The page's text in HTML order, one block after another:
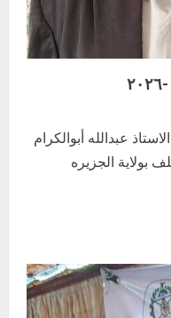
عبدالله أبوالكرام
بولاية الجزيره